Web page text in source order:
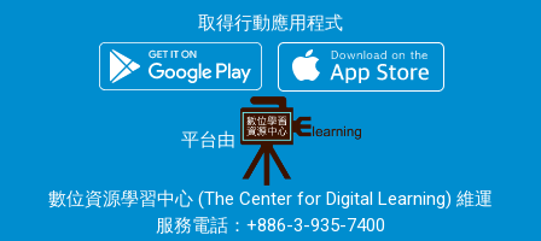
取得行動應用程式
平台由
數位資源學習中心 (The Center for Digital Learning) 維運
服務電話：+886-3-935-7400